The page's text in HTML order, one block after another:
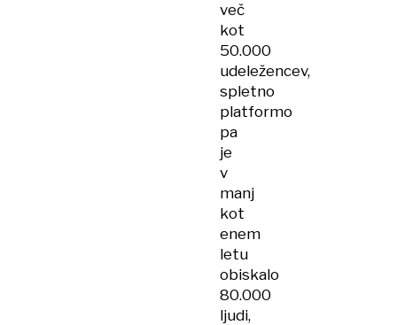
več
kot
50.000
udeležencev,
spletno
platformo
pa
je
v
manj
kot
enem
letu
obiskalo
80.000
ljudi,